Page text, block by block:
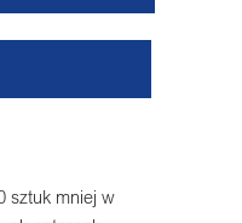
sztuk mniej w